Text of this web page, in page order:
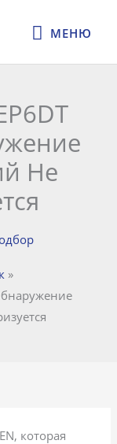
МЕНЮ
МЕНЮ
Не
которая